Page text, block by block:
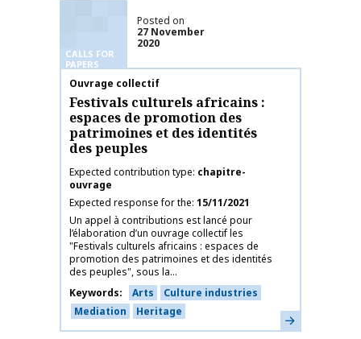
CALLS FOR
PAPERS
Posted on
27 November
2020
Publication name
Ouvrage collectif
Festivals culturels africains :
espaces de promotion des
patrimoines et des identités
des peuples
Expected contribution type chapitre-
ouvrage
Expected response for the 15/11/2021
Un appel à contributions est lancé pour
l’élaboration d’un ouvrage collectif les
"Festivals culturels africains : espaces de
promotion des patrimoines et des identités
des peuples", sous la...
Keywords
Arts
Culture industries
Mediation
Heritage Learn more